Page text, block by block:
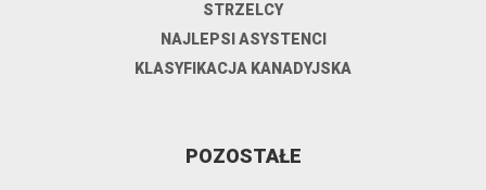
STRZELCY
NAJLEPSI ASYSTENCI
KLASYFIKACJA KANADYJSKA
POZOSTAŁE